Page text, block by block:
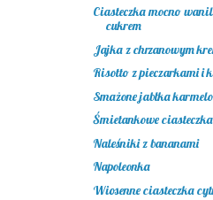
Ciasteczka mocno
cukrem
Jajka z chrzanowym
Risotto z pieczarkami i
Smażone jabłka
Śmietankowe
Naleśniki z bananami
Napoleonka
Wiosenne ciasteczka